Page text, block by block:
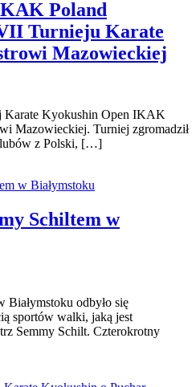
Poland
Turnieju Karate
Mazowieckiej
Karate Kyokushin Open IKAK
Mazowieckiej. Turniej zgromadził
z Polski, […]
Schiltem w
Białymstoku odbyło się
sportów walki, jaką jest
Semmy Schilt. Czterokrotny